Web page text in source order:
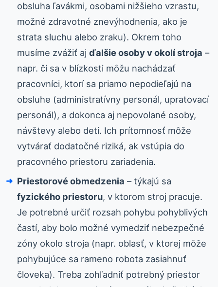
obsluha ľavákmi, osobami nižšieho vzrastu,
možné zdravotné znevýhodnenia, ako je
strata sluchu alebo zraku). Okrem toho
musíme zvážiť ajďalšie osoby v okolí stroja –
napr. či sa v blízkosti môžu nachádzať
pracovníci, ktorí sa priamo nepodieľajú na
obsluhe (administratívny personál, upratovací
personál), a dokonca aj nepovolané osoby,
návštevy alebo deti. Ich prítomnosť môže
vytvárať dodatočné riziká, ak vstúpia do
pracovného priestoru zariadenia.
Priestorové obmedzenia – týkajú sa
fyzického priestoru, v ktorom stroj pracuje.
Je potrebné určiť rozsah pohybu pohyblivých
častí, aby bolo možné vymedziť nebezpečné
zóny okolo stroja (napr. oblasť, v ktorej môže
pohybujúce sa rameno robota zasiahnuť
človeka). Treba zohľadniť potrebný priestor